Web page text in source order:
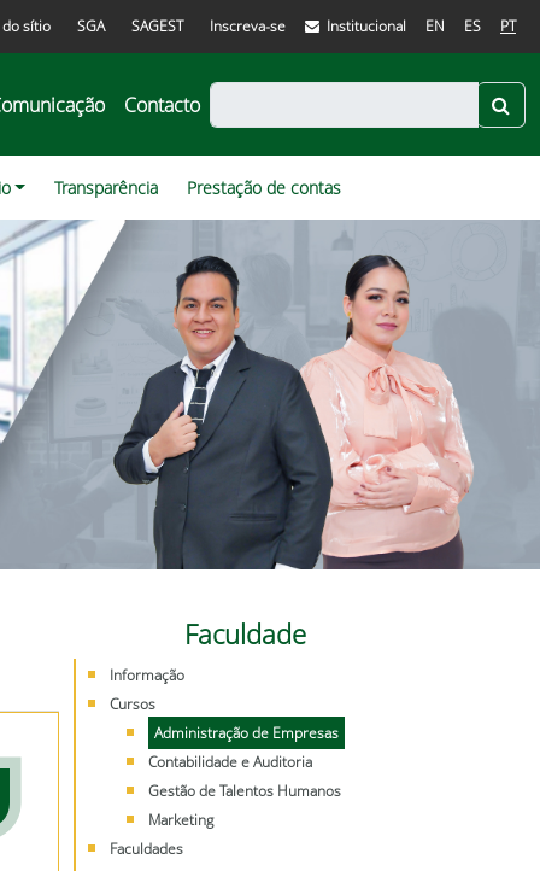
do sítio SGA SAGEST Inscreva-se Institucional EN ES PT
Contacto
Transparência Prestação de contas
Faculdade
Informação
Cursos
Administração de Empresas
Contabilidade e Auditoria
Gestão de Talentos Humanos
Marketing
Faculdades